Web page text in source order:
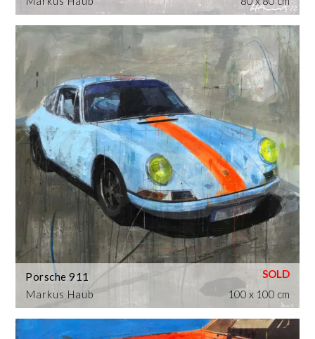
Markus Haub
Porsche 911
100 x 100 cm